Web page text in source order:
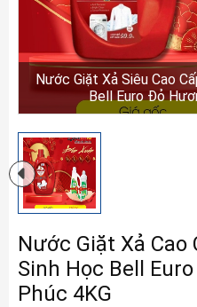
Nước Giặt Xả Siêu Cao
Bell Euro Đỏ
Nước Giặt Xả Cao
Sinh Học Bell
Phúc 4KG